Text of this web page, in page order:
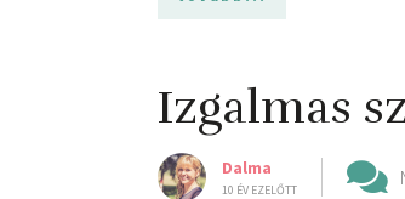
Izgalmas
Dalma
10 ÉV EZELŐTT